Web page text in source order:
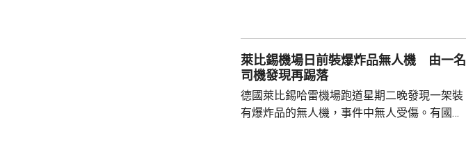
者，妥善保存死者遺體。使館已聯繫死者在國
內的親屬，將為家屬在泰國善後提...
萊比錫機場日前裝爆炸品無人機 由一名
司機發現再踢落
德國萊比錫哈雷機場跑道星期二晚發現一架裝
有爆炸品的無人機，事件中無人受傷。有國會